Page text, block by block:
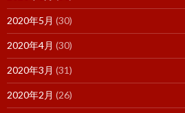
2020年5月 (30)
2020年4月 (30)
2020年3月 (31)
2020年2月 (26)